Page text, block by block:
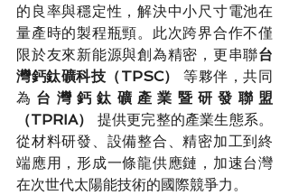
的良率與穩定性，解決中小尺寸電池在
量產時的製程瓶頸。此次跨界合作不僅
限於友來新能源與創為精密，更串聯台
灣鈣鈦礦科技（TPSC）
等夥伴，共同
為 台灣鈣鈦礦產業暨研發聯盟
（TPRIA）
提供更完整的產業生態系。
從材料研發、設備整合、精密加工到終
端應用，形成一條龍供應鏈，加速台灣
在次世代太陽能技術的國際競爭力。